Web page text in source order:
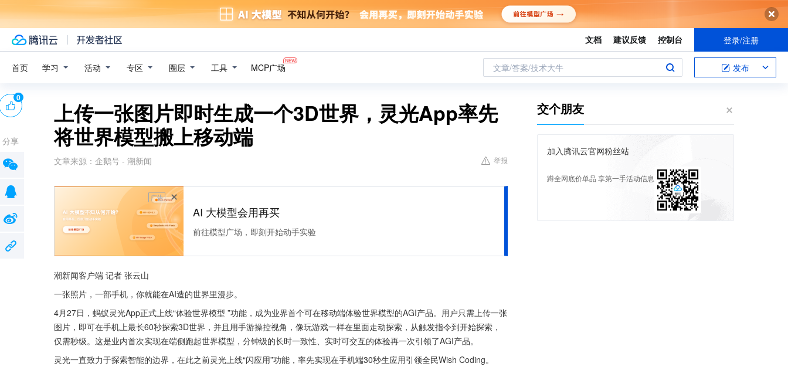
文档 建议反馈 控制台 登录/注册
首页 学习 活动 专区 圈层 工具 MCP广场 文章/答案/技术大牛 发布
上传一张图片即时生成一个3D世界，灵光App率先
将世界模型搬上移动端
文章来源： 企鹅号 - 潮新闻 举报
广告
AI 大模型会用再买
前往模型广场，即刻开始动手实验
潮新闻客户端 记者 张云山
一张照片，一部手机，你就能在AI造的世界里漫步。
4月27日，蚂蚁灵光App正式上线“体验世界模型 ”功能，成为业界首个可在移动端体验世界模型的AGI产品。用户只需上传一张
图片，即可在手机上最长60秒探索3D世界，并且用手游操控视角，像玩游戏一样在里面走动探索，从触发指令到开始探索，
仅需秒级。这是业内首次实现在端侧跑起世界模型，分钟级的长时一致性、实时可交互的体验再一次引领了AGI产品。
灵光一直致力于探索智能的边界，在此之前灵光上线“闪应用”功能，率先实现在手机端30秒生应用引领全民Wish Coding。
0
分享
交个朋友
加入腾讯云官网粉丝站
蹲全网底价单品 享第一手活动信息